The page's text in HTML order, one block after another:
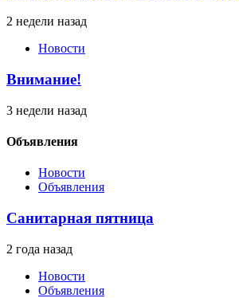
2 недели назад
Новости
Внимание!
3 недели назад
Объявления
Новости
Объявления
Санитарная пятница
2 года назад
Новости
Объявления